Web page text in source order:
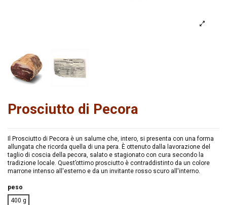
Prosciutto di Pecora
Il Prosciutto di Pecora è un salume che, intero, si presenta con una forma
allungata che ricorda quella di una pera. È ottenuto dalla lavorazione del
taglio di coscia della pecora, salato e stagionato con cura secondo la
tradizione locale. Quest’ottimo prosciutto è contraddistinto da un colore
marrone intenso all'esterno e da un invitante rosso scuro all'interno.
peso
400 g